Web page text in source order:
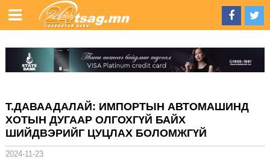
Т.ДАВААДАЛАЙ: ИМПОРТЫН АВТОМАШИНД
ХОТЫН ДУГААР ОЛГОХГҮЙ БАЙХ
ШИЙДВЭРИЙГ ЦУЦЛАХ БОЛОМЖГҮЙ
2024-11-23